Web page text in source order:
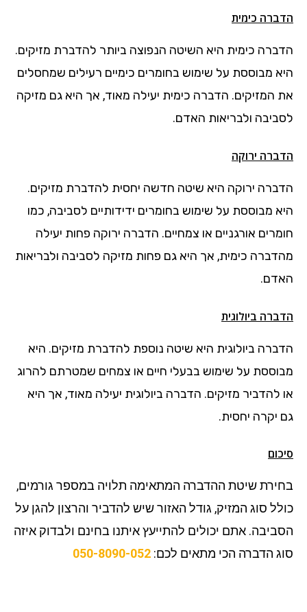
הדברה כימית
הדברה כימית היא השיטה הנפוצה ביותר להדברת מזיקים.
היא מבוססת על שימוש בחומרים כימיים רעילים שמחסלים
את המזיקים. הדברה כימית יעילה מאוד, אך היא גם מזיקה
לסביבה ולבריאות האדם.
הדברה ירוקה
הדברה ירוקה היא שיטה חדשה יחסית להדברת מזיקים.
היא מבוססת על שימוש בחומרים ידידותיים לסביבה, כמו
חומרים אורגניים או צמחיים. הדברה ירוקה פחות יעילה
מהדברה כימית, אך היא גם פחות מזיקה לסביבה ולבריאות
האדם.
הדברה ביולוגית
הדברה ביולוגית היא שיטה נוספת להדברת מזיקים. היא
מבוססת על שימוש בבעלי חיים או צמחים שמטרתם להרוג
או להדביר מזיקים. הדברה ביולוגית יעילה מאוד, אך היא
גם יקרה יחסית.
סיכום
בחירת שיטת ההדברה המתאימה תלויה במספר גורמים,
כולל סוג המזיק, גודל האזור שיש להדביר והרצון להגן על
הסביבה. אתם יכולים להתייעץ איתנו בחינם ולבדוק איזה
סוג הדברה הכי מתאים לכם: 050-8090-052